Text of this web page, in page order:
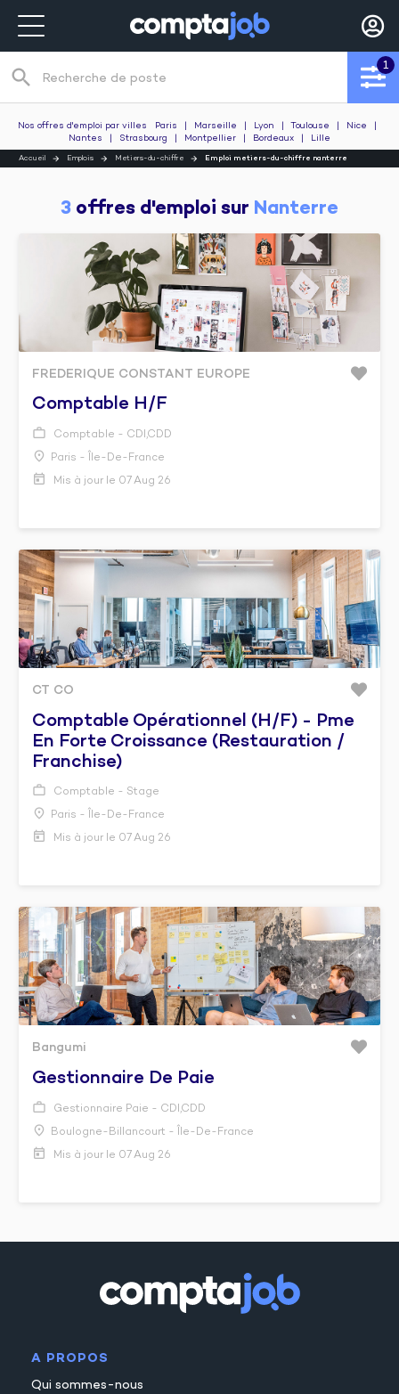
Recherche de poste
search 1
Nos offres d'emploi par villes Paris Marseille Lyon Toulouse Nice
Nantes
Strasbourg Montpellier Bordeaux Lille
Accueil Emplois Metiers-du-chiffre Emploi metiers-du-chiffre nanterre
3 offres d'emploi sur Nanterre
FREDERIQUE CONSTANT EUROPE
Comptable H/f
Comptable - CDI,CDD
Paris - Île-De-France
Mis à jour le 07 Aug 26
CT CO
Comptable Opérationnel (h/f) - Pme
En Forte Croissance (restauration /
Franchise)
Comptable - Stage
Paris - Île-De-France
Mis à jour le 07 Aug 26
Bangumi
Gestionnaire De Paie
Gestionnaire Paie - CDI,CDD
Boulogne-Billancourt - Île-De-France
Mis à jour le 07 Aug 26
A PROPOS
Qui sommes-nous